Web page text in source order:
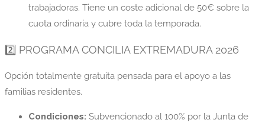
trabajadoras. Tiene un coste adicional de 50€ sobre la
cuota ordinaria y cubre toda la temporada.
2️⃣ PROGRAMA CONCILIA EXTREMADURA 2026
Opción totalmente gratuita pensada para el apoyo a las
familias residentes.
Condiciones: Subvencionado al 100% por la Junta de